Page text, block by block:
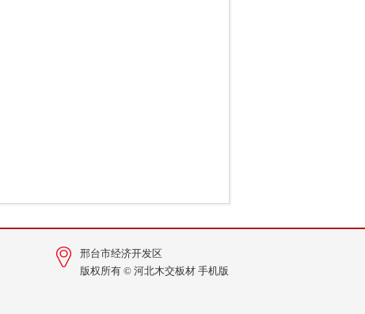
邢台市经济开发区
版权所有 © 河北木交板材 手机版